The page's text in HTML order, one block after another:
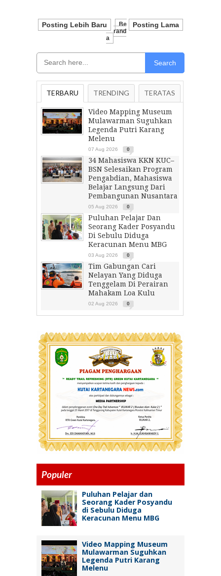
Posting Lebih Baru Posting Lama
Be
Rand
A
Search
TERBARU TRENDING TERATAS
Video Mapping Museum
Mulawarman Suguhkan
Legenda Putri Karang
Melenu
07 Aug 2026 0
34 Mahasiswa KKN KUC–
BSN Selesaikan Program
Pengabdian, Mahasiswa
Belajar Langsung Dari
Pembangunan Nusantara
05 Aug 2026 0
Puluhan Pelajar Dan
Seorang Kader Posyandu
Di Sebulu Diduga
Keracunan Menu MBG
03 Aug 2026 0
Tim Gabungan Cari
Nelayan Yang Diduga
Tenggelam Di Perairan
Mahakam Loa Kulu
02 Aug 2026 0
Populer
Puluhan Pelajar dan
Seorang Kader Posyandu
di Sebulu Diduga
Keracunan Menu MBG
Video Mapping Museum
Mulawarman Suguhkan
Legenda Putri Karang
Melenu